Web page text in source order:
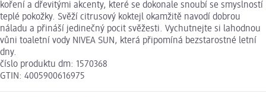
koření a dřevitými akcenty, které se dokonale snoubí se smyslností
teplé pokožky. Svěží citrusový koktejl okamžitě navodí dobrou
náladu a přináší jedinečný pocit svěžesti. Vychutnejte si lahodnou
vůni toaletní vody NIVEA SUN, která připomíná bezstarostné letní
dny.
číslo produktu dm: 1570368
GTIN: 4005900616975